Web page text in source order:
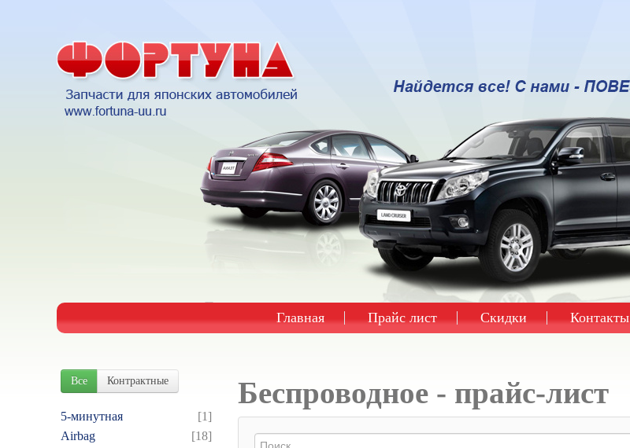
Главная Прайс лист Скидки Контакты
Все Контрактные
5-минутная
[1]
Airbag
[18]
Беспроводное - прайс-лист